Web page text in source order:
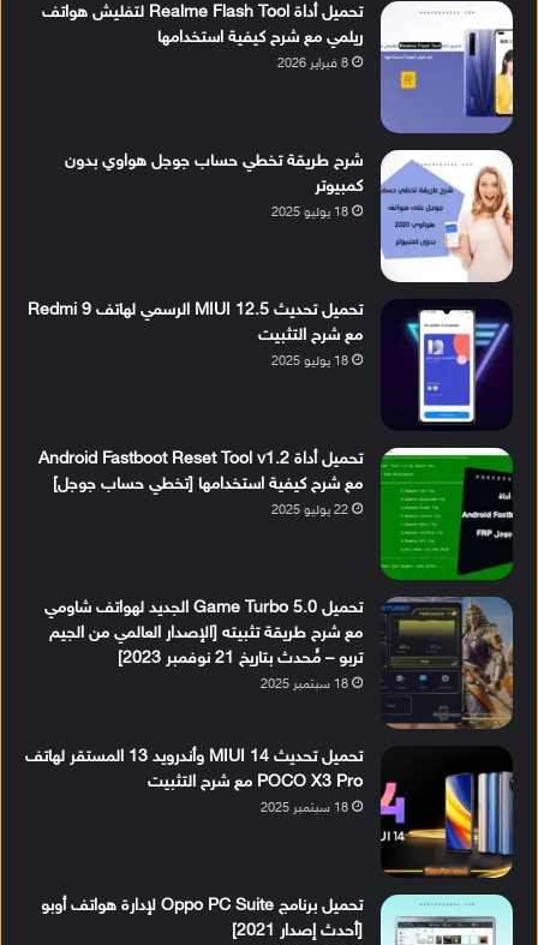
تحميل أداة Realme Flash Tool لتفليش هواتف
ريلمي مع شرح كيفية استخدامها
8 فبراير 2026
شرح طريقة تخطي حساب جوجل هواوي بدون
كمبيوتر
18 يوليو 2025
تحميل تحديث MIUI 12.5 الرسمي لهاتف Redmi 9
مع شرح التثبيت
18 يوليو 2025
تحميل أداة Android Fastboot Reset Tool v1.2
مع شرح كيفية استخدامها [تخطي حساب جوجل]
22 يوليو 2025
تحميل Game Turbo 5.0 الجديد لهواتف شاومي
مع شرح طريقة تثبيته [الإصدار العالمي من الجيم
تربو – مُحدث بتاريخ 21 نوفمبر 2023]
18 سبتمبر 2025
تحميل تحديث MIUI 14 وأندرويد 13 المستقر لهاتف
POCO X3 Pro مع شرح التثبيت
18 سبتمبر 2025
تحميل برنامج Oppo PC Suite لإدارة هواتف أوبو
[أحدث إصدار 2021]